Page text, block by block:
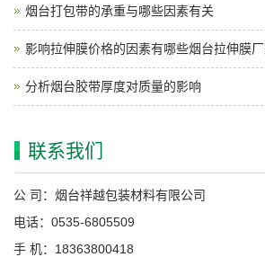
烟台打包带的承重与哪些因素有关
影响拉伸膜价格的因素有哪些烟台拉伸膜
分析烟台胶带厚度对质量的影响
联系我们
公 司：烟台祥越包装材料有限公司
电话：0535-6805509
手 机：18363800418